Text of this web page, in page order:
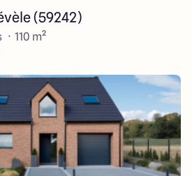
(59242)
110 m²